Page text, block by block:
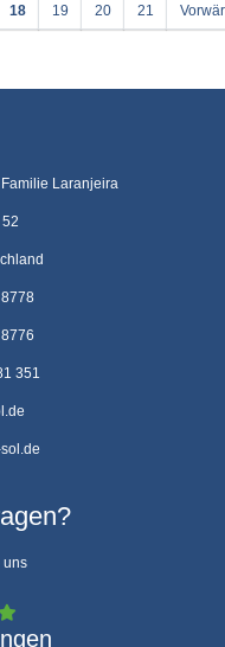
18 19 20 21
Laranjeira
351
uns